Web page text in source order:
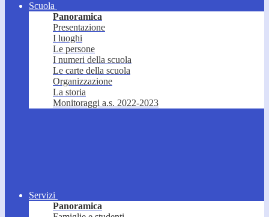
Scuola
Panoramica
Presentazione
I luoghi
Le persone
I numeri della scuola
Le carte della scuola
Organizzazione
La storia
Monitoraggi a.s. 2022-2023
Servizi
Panoramica